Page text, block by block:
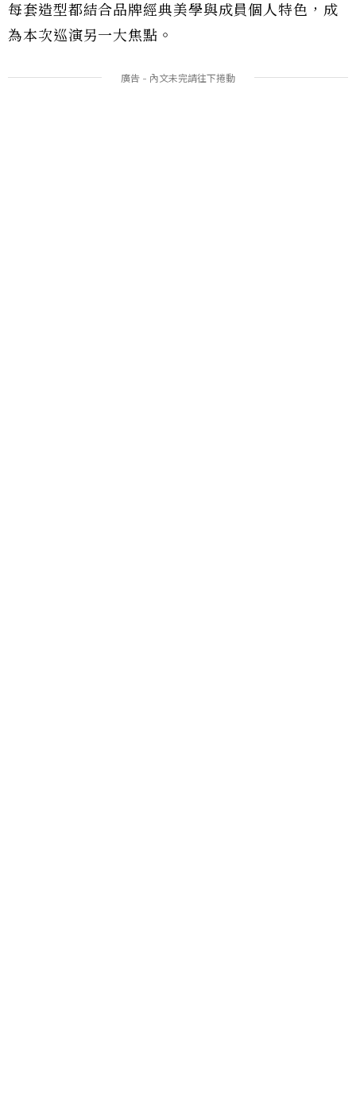
每套造型都結合品牌經典美學與成員個人特色，成
為本次巡演另一大焦點。